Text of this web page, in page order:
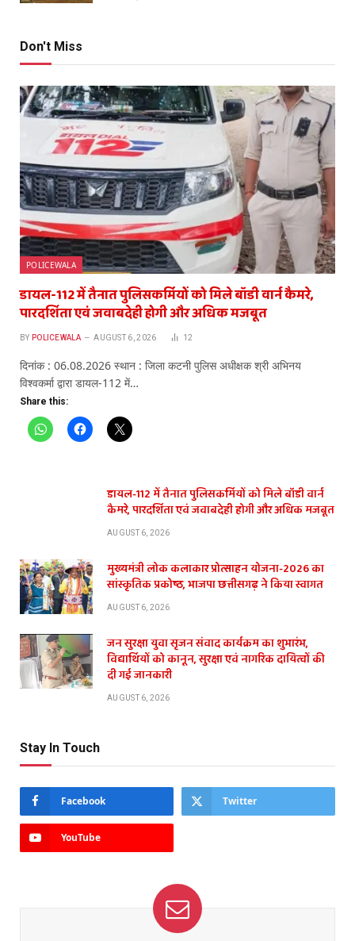
Don't Miss
POLICEWALA
डायल-112 में तैनात पुलिसकर्मियों को मिले बॉडी वार्न कैमरे,
पारदर्शिता एवं जवाबदेही होगी और अधिक मजबूत
BY POLICEWALA AUGUST 6, 2026 12
दिनांक : 06.08.2026 स्थान : जिला कटनी पुलिस अधीक्षक श्री अभिनय
विश्वकर्मा द्वारा डायल-112 में…
Share this:
डायल-112 में तैनात पुलिसकर्मियों को मिले बॉडी वार्न
कैमरे, पारदर्शिता एवं जवाबदेही होगी और अधिक मजबूत
AUGUST 6, 2026
मुख्यमंत्री लोक कलाकार प्रोत्साहन योजना-2026 का
सांस्कृतिक प्रकोष्ठ, भाजपा छत्तीसगढ़ ने किया स्वागत
AUGUST 6, 2026
जन सुरक्षा युवा सृजन संवाद कार्यक्रम का शुभारंभ,
विद्यार्थियों को कानून, सुरक्षा एवं नागरिक दायित्वों की
दी गई जानकारी
AUGUST 6, 2026
Stay In Touch
Facebook Twitter
YouTube